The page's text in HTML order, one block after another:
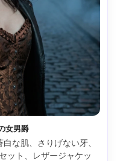
女男爵
な肌、さりげない牙、
ット、レザージャケッ